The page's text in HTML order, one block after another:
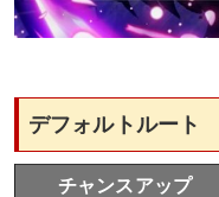
デフォルトルート
チャンスアップ